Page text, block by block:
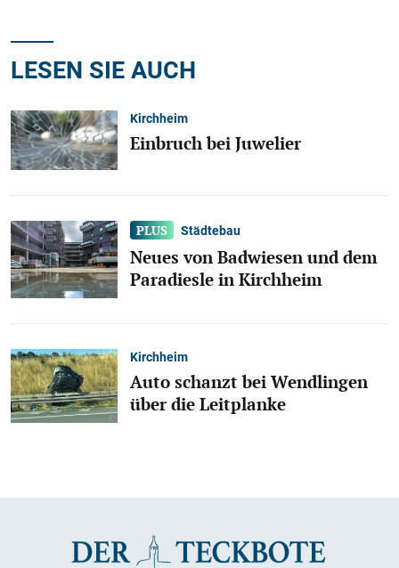
LESEN SIE AUCH
Kirchheim
Einbruch bei Juwelier
Städtebau
Neues von Badwiesen und dem
Paradiesle in Kirchheim
Kirchheim
Auto schanzt bei Wendlingen
über die Leitplanke